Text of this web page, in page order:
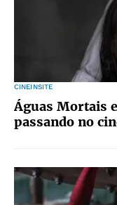
CINEINSITE
Águas Mortais
passando no